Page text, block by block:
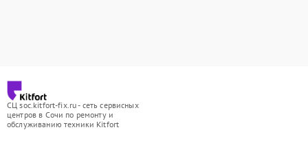
СЦ soc.kitfort-fix.ru - сеть сервисных
центров в Сочи по ремонту и
обслуживанию техники Kitfort